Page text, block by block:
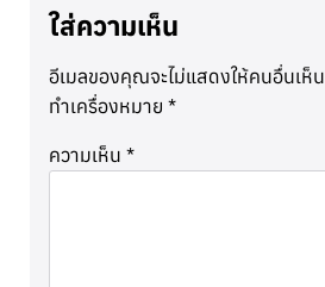
ใส่ความเห็น
อีเมลของคุณจะไม่แสดงให้คนอื่นเห็น
ทำเครื่องหมาย *
ความเห็น *